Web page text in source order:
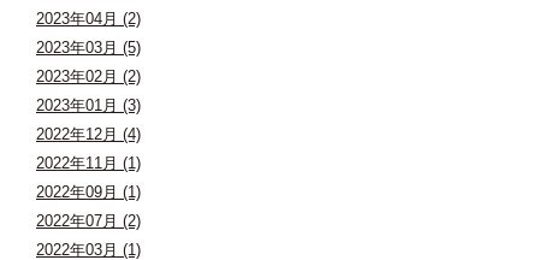
2023年04月 (2)
2023年03月 (5)
2023年02月 (2)
2023年01月 (3)
2022年12月 (4)
2022年11月 (1)
2022年09月 (1)
2022年07月 (2)
2022年03月 (1)